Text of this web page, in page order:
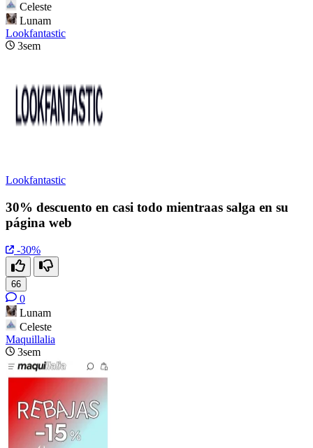
Celeste
Lunam
Lookfantastic
3sem
Lookfantastic
30% descuento en casi todo mientraas salga en su
página web
-30%
66
0
Lunam
Celeste
Maquillalia
3sem